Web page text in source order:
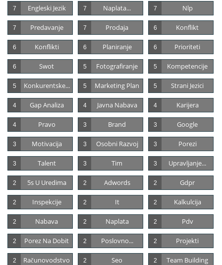
Engleski Jezik
7 Naplata...
7 Nlp
7
Predavanje
7 Prodaja
7 Konflikt
6
Konflikti
6 Planiranje
6 Prioriteti
6
Swot
6 Fotografiranje
5 Kompetencije
5
Konkurentske...
5 Marketing Plan
5 Strani Jezici
5
Gap Analiza
4 Javna Nabava
4 Karijera
4
Pravo
4 Brand
3 Google
3
Motivacija
3 Osobni Razvoj
3 Porezi
3
Talent
3 Tim
3 Upravljanje...
3
5s U Uredima
2 Adwords
2 Gdpr
2
Inspekcije
2 It
2 Kalkulcija
2
Nabava
2 Naplata
2 Pdv
2
Porez Na Dobit
2 Poslovno...
2 Projekti
2
Računovodstvo
2 Seo
2 Team Building
2